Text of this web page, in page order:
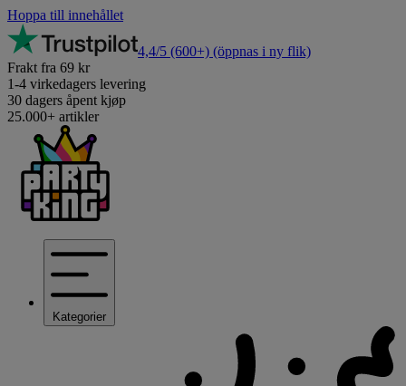
Hoppa till innehållet
4,4/5 (600+) (öppnas i ny flik)
Frakt fra 69 kr
1-4 virkedagers levering
30 dagers åpent kjøp
25.000+ artikler
Kategorier